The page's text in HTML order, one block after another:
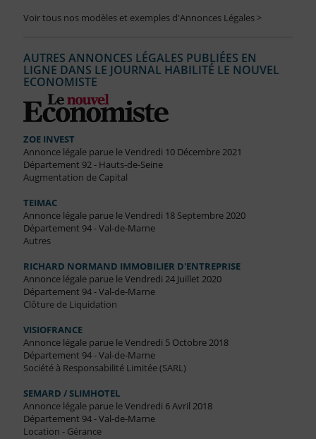
Voir tous nos modèles et exemples d'Annonces Légales >
AUTRES ANNONCES LÉGALES PUBLIÉES EN
LIGNE DANS LE JOURNAL HABILITÉ LE NOUVEL
ECONOMISTE
ZOE INVEST
Annonce légale parue le Vendredi 10 Décembre 2021
Département 92 - Hauts-de-Seine
Augmentation de Capital
TEIMAC
Annonce légale parue le Vendredi 18 Septembre 2020
Département 94 - Val-de-Marne
Autres
RICHARD NORMAND IMMOBILIER D'ENTREPRISE
Annonce légale parue le Vendredi 24 Juillet 2020
Département 94 - Val-de-Marne
Clôture de Liquidation
VISIOFRANCE
Annonce légale parue le Vendredi 5 Octobre 2018
Département 94 - Val-de-Marne
Société à Responsabilité Limitée (SARL)
SEMARD / SLIMHOTEL
Annonce légale parue le Vendredi 6 Avril 2018
Département 94 - Val-de-Marne
Location - Gérance